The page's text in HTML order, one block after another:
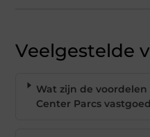
Veelgestelde
Wat zijn de
Center Parcs